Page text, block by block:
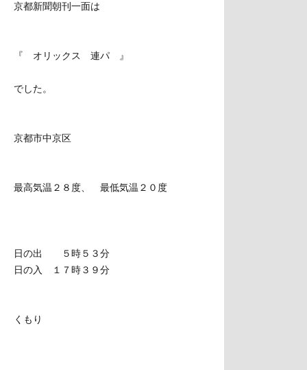
京都新聞朝刊一面は
『 オリックス 連パ 』
でした。
京都市中京区
最高気温２８度、 最低気温２０度
日の出 ５時５３分
日の入 １７時３９分
くもり